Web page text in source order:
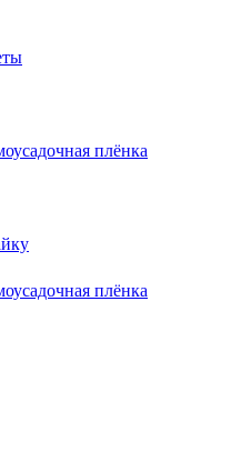
плёнка
плёнка